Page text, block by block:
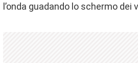
l’onda guadando lo schermo